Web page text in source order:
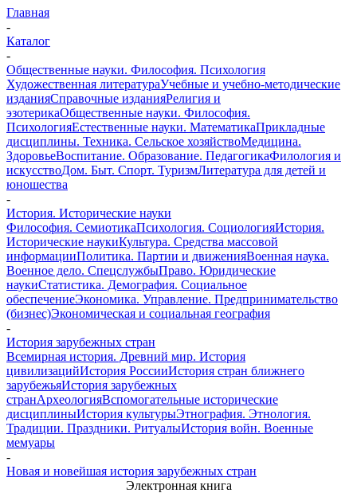
Главная
-
Каталог
-
Общественные науки. Философия. Психология
Художественная литератураУчебные и учебно-методические
изданияСправочные изданияРелигия и
эзотерикаОбщественные науки. Философия.
ПсихологияЕстественные науки. МатематикаПрикладные
дисциплины. Техника. Сельское хозяйствоМедицина.
ЗдоровьеВоспитание. Образование. ПедагогикаФилология и
искусствоДом. Быт. Спорт. ТуризмЛитература для детей и
юношества
-
История. Исторические науки
Философия. СемиотикаПсихология. СоциологияИстория.
Исторические наукиКультура. Средства массовой
информацииПолитика. Партии и движенияВоенная наука.
Военное дело. СпецслужбыПраво. Юридические
наукиСтатистика. Демография. Социальное
обеспечениеЭкономика. Управление. Предпринимательство
(бизнес)Экономическая и социальная география
-
История зарубежных стран
Всемирная история. Древний мир. История
цивилизацийИстория РоссииИстория стран ближнего
зарубежьяИстория зарубежных
странАрхеологияВспомогательные исторические
дисциплиныИстория культурыЭтнография. Этнология.
Традиции. Праздники. РитуалыИстория войн. Военные
мемуары
-
Новая и новейшая история зарубежных стран
Электронная книга